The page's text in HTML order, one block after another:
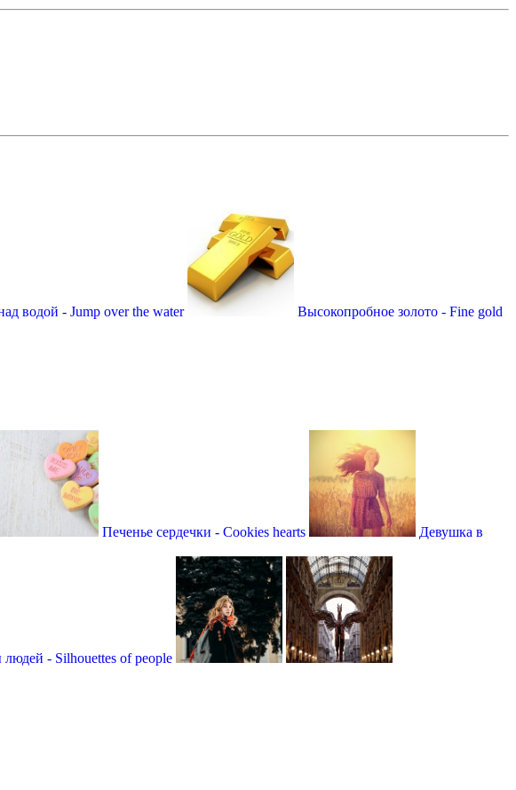
водой - Jump over the water Высокопробное золото - Fine gold
Печенье сердечки - Cookies hearts
Девушка в
- Silhouettes of people